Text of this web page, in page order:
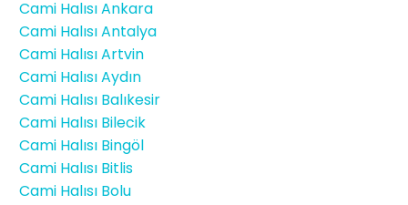
Cami Halısı Ankara
Cami Halısı Antalya
Cami Halısı Artvin
Cami Halısı Aydın
Cami Halısı Balıkesir
Cami Halısı Bilecik
Cami Halısı Bingöl
Cami Halısı Bitlis
Cami Halısı Bolu